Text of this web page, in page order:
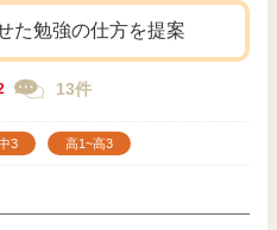
た勉強の仕方を提案
13件
3 高1~高3